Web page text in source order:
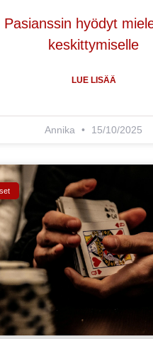
Pasianssin hyödyt
keskittymiselle
LUE LISÄÄ
Annika 15/10/2025